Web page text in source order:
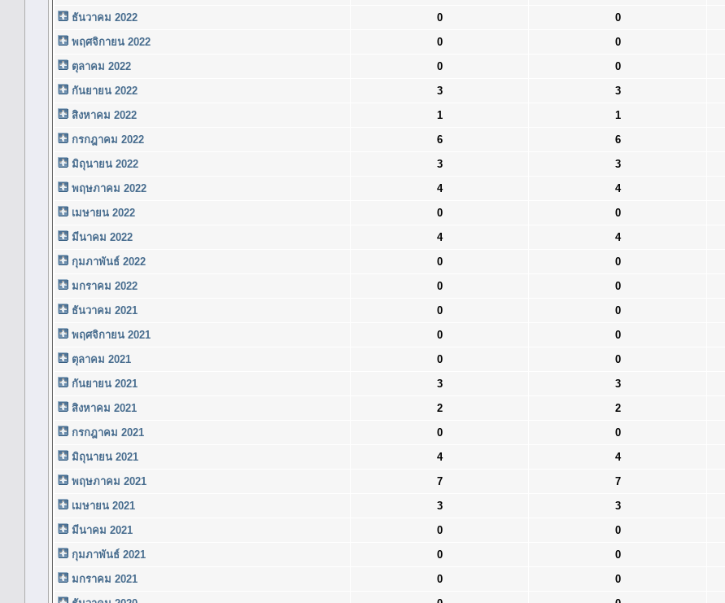
ธันวาคม 2022
0 0
พฤศจิกายน 2022
0 0
ตุลาคม 2022
0 0
กันยายน 2022
3 3
สิงหาคม 2022
1 1
กรกฎาคม 2022
6 6
มิถุนายน 2022
3 3
พฤษภาคม 2022
4 4
เมษายน 2022
0 0
มีนาคม 2022
4 4
กุมภาพันธ์ 2022
0 0
มกราคม 2022
0 0
ธันวาคม 2021
0 0
พฤศจิกายน 2021
0 0
ตุลาคม 2021
0 0
กันยายน 2021
3 3
สิงหาคม 2021
2 2
กรกฎาคม 2021
0 0
มิถุนายน 2021
4 4
พฤษภาคม 2021
7 7
เมษายน 2021
3 3
มีนาคม 2021
0 0
กุมภาพันธ์ 2021
0 0
มกราคม 2021
0 0